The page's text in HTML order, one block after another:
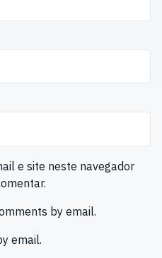
e site neste navegador
by email.
email.